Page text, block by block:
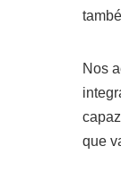
Nos
que